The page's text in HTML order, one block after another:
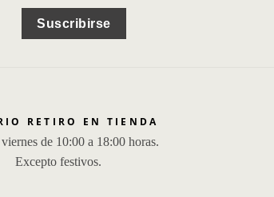
Suscribirse
RETIRO EN TIENDA
de 10:00 a 18:00 horas.
Excepto festivos.